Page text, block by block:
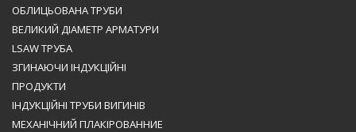
ОБЛИЦЬОВАНА ТРУБИ
ВЕЛИКИЙ ДІАМЕТР АРМАТУРИ
LSAW ТРУБА
ЗГИНАЮЧИ ІНДУКЦІЙНІ
ПРОДУКТИ
ІНДУКЦІЙНІ ТРУБИ ВИГИНІВ
МЕХАНІЧНИЙ ПЛАКІРОВАННИЕ